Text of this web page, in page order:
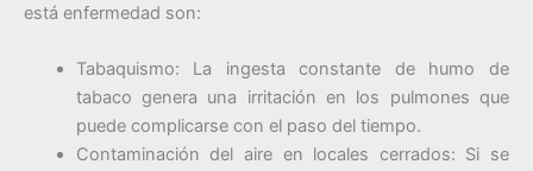
está enfermedad son:
Tabaquismo: La ingesta constante de humo de
tabaco genera una irritación en los pulmones que
puede complicarse con el paso del tiempo.
Contaminación del aire en locales cerrados: Si se